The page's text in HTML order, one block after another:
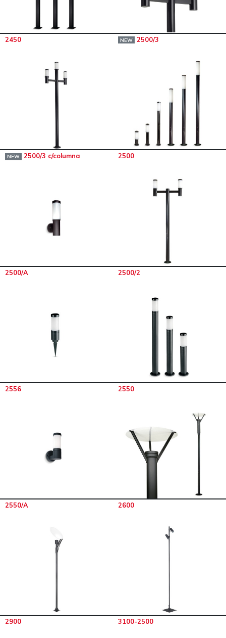
2450 NEW 2500/3
NEW 2500/3 c/columna 2500
2500/A 2500/2
2556 2550
2550/A 2600
2900 3100-2500